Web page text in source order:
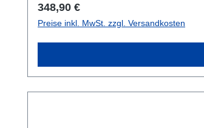
Regulärer Preis:
348,90 €
Preise inkl. MwSt. zzgl. Versandkosten